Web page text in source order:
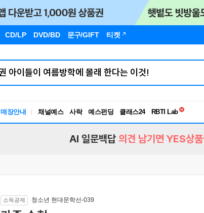
CD/LP DVD/BD 문구/GIFT 티켓
매장안내 채널예스 사락 예스펀딩 클래스24
독서유형검사
AI 일문백답 의견 남기면 YES상
소득공제 청소년 현대문학선-039